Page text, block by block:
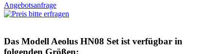
Angebotsanfrage
Das Modell Aeolus HN08 Set ist verfügbar in
folgenden Größen: